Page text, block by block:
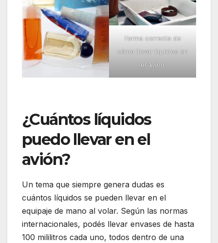
Forma correcta de
cómo llevar liquidos en
el avion
¿Cuántos líquidos
puedo llevar en el
avión?
Un tema que siempre genera dudas es
cuántos líquidos se pueden llevar en el
equipaje de mano al volar. Según las normas
internacionales, podés llevar envases de hasta
100 mililitros cada uno, todos dentro de una